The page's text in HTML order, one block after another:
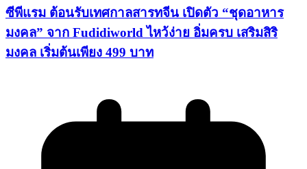
ซีพีแรม ต้อนรับเทศกาลสารทจีน เปิดตัว “ชุดอาหาร
มงคล” จาก Fudidiworld ไหว้ง่าย อิ่มครบ เสริมสิริ
มงคล เริ่มต้นเพียง 499 บาท